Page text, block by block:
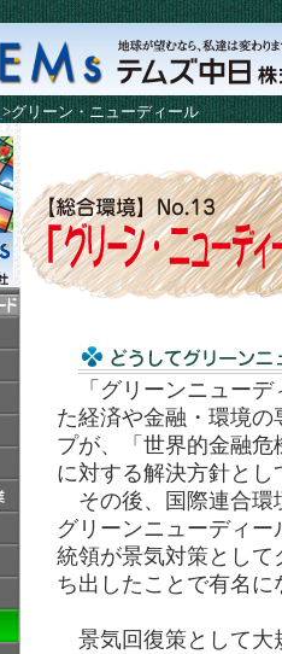
>グリーン・ニューディール
「グリーンニューデ
た経済や金融・環境
プが、「世界的金融
に対する解決方針と
その後、国際連合環
グリーンニューディ
統領が景気対策とし
ち出したことで有名に
景気回復策として大